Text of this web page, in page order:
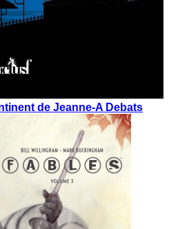
de Jeanne-A Debats